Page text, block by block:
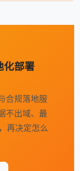
化部署
合规落地服
不出域、最
再决定怎么